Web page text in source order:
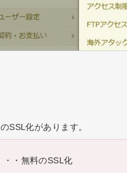
SSL化があります。
・・無料のSSL化